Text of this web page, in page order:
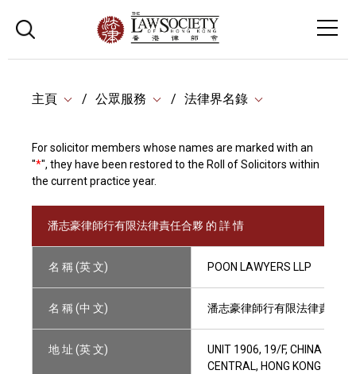
主頁 公眾服務 法律界名錄
For solicitor members whose names are marked with an
"*", they have been restored to the Roll of Solicitors within
the current practice year.
潘志豪律師行有限法律責任合夥 的 詳 情
名 稱 (英 文) POON LAWYERS LLP
名 稱 (中 文) 潘志豪律師行有限法律責任合
地 址 (英 文)
UNIT 1906, 19/F, CHINA
CENTRAL, HONG KONG